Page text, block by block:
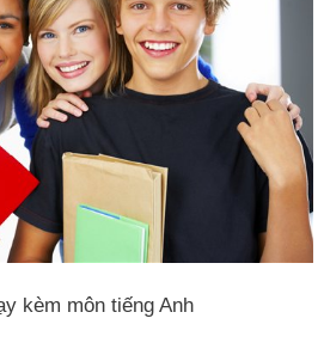
kèm môn tiếng Anh